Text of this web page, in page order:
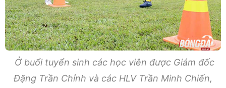
Ở buổi tuyển sinh các học viên được Giám đốc
Đặng Trần Chỉnh và các HLV Trần Minh Chiến,